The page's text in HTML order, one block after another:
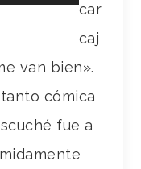
car
caj
van bien».
cómica
fue a